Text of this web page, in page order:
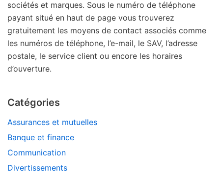
sociétés et marques. Sous le numéro de téléphone
payant situé en haut de page vous trouverez
gratuitement les moyens de contact associés comme
les numéros de téléphone, l’e-mail, le SAV, l’adresse
postale, le service client ou encore les horaires
d’ouverture.
Catégories
Assurances et mutuelles
Banque et finance
Communication
Divertissements